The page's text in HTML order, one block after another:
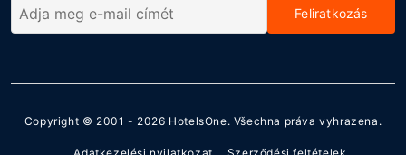
Feliratkozás
Copyright © 2001 - 2026 HotelsOne. Všechna práva vyhrazena.